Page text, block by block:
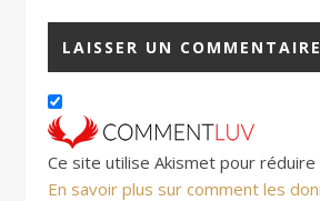
Ce site utilise Akismet pour réduire
En savoir plus sur comment les